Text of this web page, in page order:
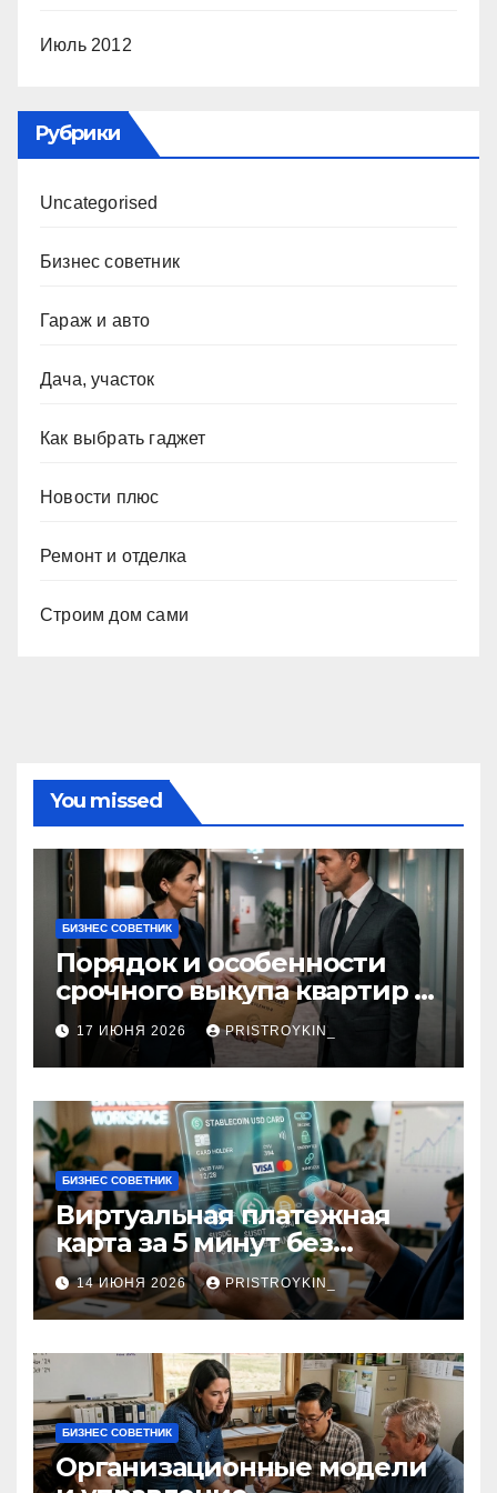
Июль 2012
Рубрики
Uncategorised
Бизнес советник
Гараж и авто
Дача, участок
Как выбрать гаджет
Новости плюс
Ремонт и отделка
Строим дом сами
You missed
БИЗНЕС СОВЕТНИК
Порядок и особенности
срочного выкупа квартир в
срок 1–3 дня
17 ИЮНЯ 2026 PRISTROYKIN_
БИЗНЕС СОВЕТНИК
Виртуальная платежная
карта за 5 минут без
верификации и участия
банков с пополнением в
долларовом стейблкоине
14 ИЮНЯ 2026 PRISTROYKIN_
БИЗНЕС СОВЕТНИК
Организационные модели